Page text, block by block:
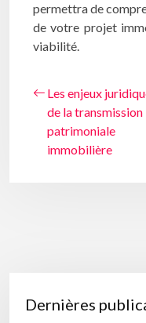
permettra de
de votre projet
viabilité.
Les enjeux
de la transmission
patrimoniale
immobilière
Dernières